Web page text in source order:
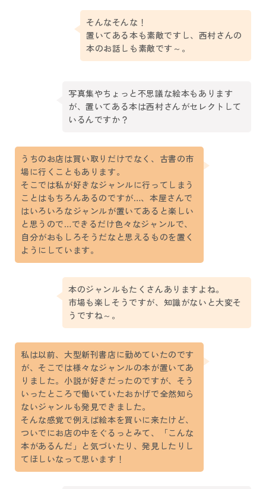
そんなそんな！
置いてある本も素敵ですし、西村さんの
本のお話しも素敵です～。
写真集やちょっと不思議な絵本もあります
が、置いてある本は西村さんがセレクトして
いるんですか？
うちのお店は買い取りだけでなく、古書の市
場に行くこともあります。
そこでは私が好きなジャンルに行ってしまう
ことはもちろんあるのですが…、本屋さんで
はいろいろなジャンルが置いてあると楽しい
と思うので…できるだけ色々なジャンルで、
自分がおもしろそうだなと思えるものを置く
ようにしています。
本のジャンルもたくさんありますよね。
市場も楽しそうですが、知識がないと大変そ
うですね～。
私は以前、大型新刊書店に勤めていたのです
が、そこでは様々なジャンルの本が置いてあ
りました。小説が好きだったのですが、そう
いったところで働いていたおかげで全然知ら
ないジャンルも発見できました。
そんな感覚で例えば絵本を買いに来たけど、
ついでにお店の中をぐるっとみて、「こんな
本があるんだ」と気づいたり、発見したりし
てほしいなって思います！